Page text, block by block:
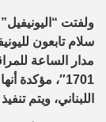
مدار الساعة
1701″،
اللبناني، ويتم